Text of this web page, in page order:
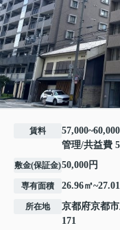
賃料
管理/共益費
敷金(保証金)50,000円
専有面積 26.96㎡
所在地 京都府京都
171